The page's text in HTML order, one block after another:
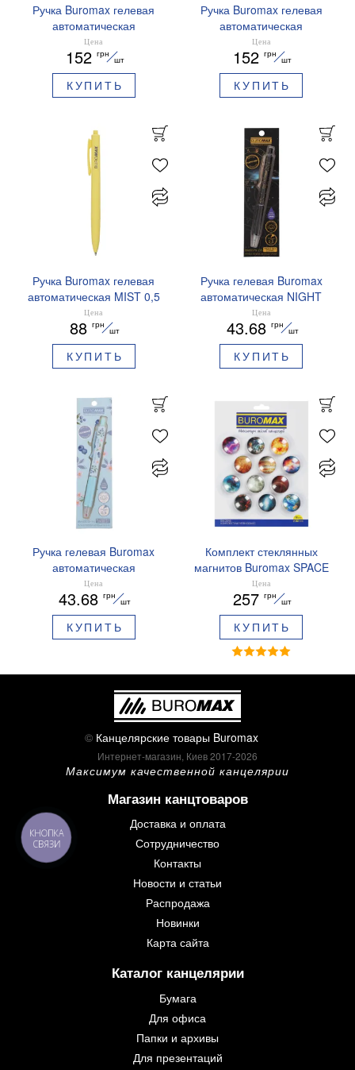
Ручка Buromax гелевая
автоматическая
PRESTIGE SILVER 0,5 мм
синие чернила BM.83102
Цена
152 грн
шт
КУПИТЬ
Ручка Buromax гелевая
автоматическая
PRESTIGE GOLD 0,5 мм
синие чернила BM.83101
Цена
152 грн
шт
КУПИТЬ
Ручка Buromax гелевая
автоматическая MIST 0,5
мм синие чернила
BM.83103
Цена
88 грн
шт
КУПИТЬ
Ручка гелевая Buromax
автоматическая NIGHT
SKY ZODIAC 0.5 мм
ароматизированный грипп
синие чернила BM.8379-
01
Цена
43.68 грн
шт
КУПИТЬ
Ручка гелевая Buromax
автоматическая
ARABESKI 0.5 мм
ароматизированный грипп
синие чернила в блистере
BM.8379-02
Цена
43.68 грн
шт
КУПИТЬ
Комплект стеклянных
магнитов Buromax SPACE
12 шт 30 мм BM.0048
Цена
257 грн
шт
КУПИТЬ
© Канцелярские товары Buromax
Интернет-магазин, Киев 2017-2026
Максимум качественной канцелярии
Магазин канцтоваров
Доставка и оплата
Сотрудничество
Контакты
Новости и статьи
Распродажа
Новинки
Карта сайта
Каталог канцелярии
Бумага
Для офиса
Папки и архивы
Для презентаций
КНОПКА
СВЯЗИ